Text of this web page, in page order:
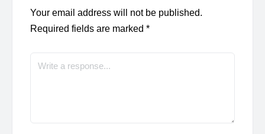
Your email address will not be published.
Required fields are marked *